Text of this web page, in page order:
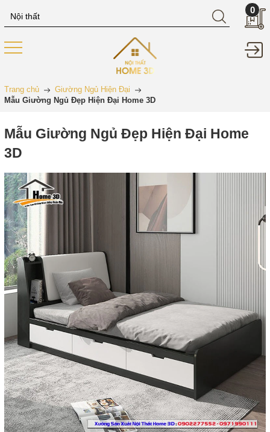
0
Trang chủ
Giường Ngủ Hiện Đại
Mẫu Giường Ngủ Đẹp Hiện Đại Home 3D
Mẫu Giường Ngủ Đẹp Hiện Đại Home
3D